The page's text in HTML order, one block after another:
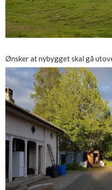
Ønsker at nybygget skal gå